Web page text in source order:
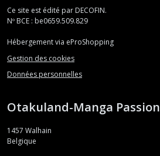
Ce site est édité par DECOFIN.
Nº BCE : be0659.509.829
Hébergement via eProShopping
Gestion des cookies
Données personnelles
Otakuland-Manga Passion
1457 Walhain
Belgique